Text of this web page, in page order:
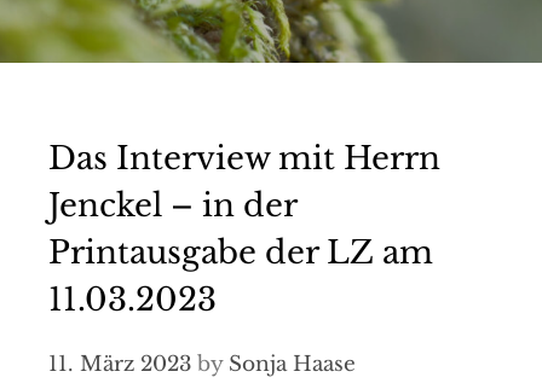
Das Interview mit Herrn
Jenckel – in der
Printausgabe der LZ am
11.03.2023
11. März 2023 by Sonja Haase